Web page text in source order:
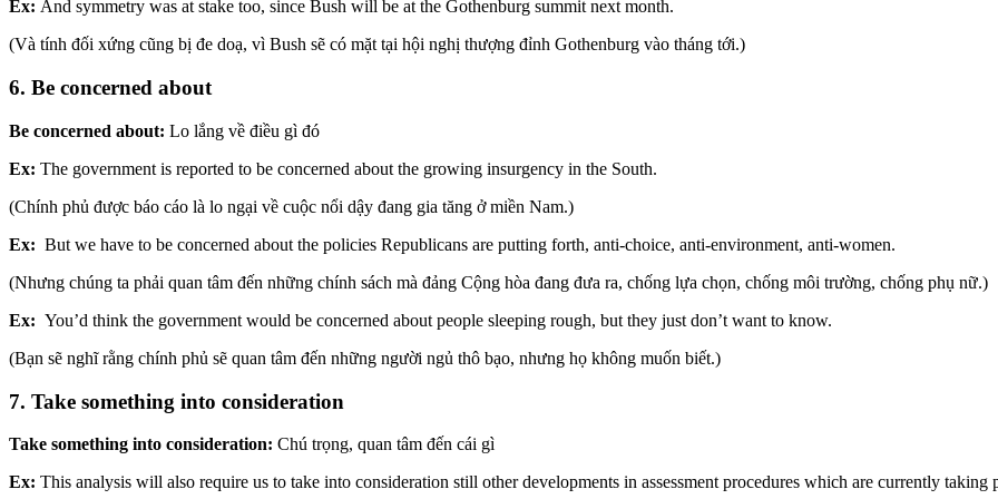
Ex: And symmetry was at stake too, since Bush will be at the Gothenburg summit next month.
(Và tính đối xứng cũng bị đe doạ, vì Bush sẽ có mặt tại hội nghị thượng đỉnh Gothenburg vào tháng tới.)
6. Be concerned about
Be concerned about: Lo lắng về điều gì đó
Ex: The government is reported to be concerned about the growing insurgency in the South.
(Chính phủ được báo cáo là lo ngại về cuộc nổi dậy đang gia tăng ở miền Nam.)
Ex: But we have to be concerned about the policies Republicans are putting forth, anti-choice, anti-environment, anti-women.
(Nhưng chúng ta phải quan tâm đến những chính sách mà đảng Cộng hòa đang đưa ra, chống lựa chọn, chống môi trường, chống phụ nữ.)
Ex: You’d think the government would be concerned about people sleeping rough, but they just don’t want to know.
(Bạn sẽ nghĩ rằng chính phủ sẽ quan tâm đến những người ngủ thô bạo, nhưng họ không muốn biết.)
7. Take something into consideration
Take something into consideration: Chú trọng, quan tâm đến cái gì
Ex: This analysis will also require us to take into consideration still other developments in assessment procedures which are currently taking